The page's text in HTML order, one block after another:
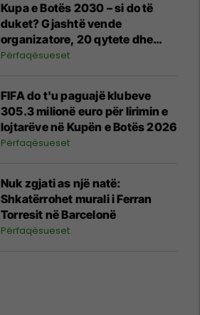
Kupa e Botës 2030 – si do të
duket? Gjashtë vende
organizatore, 20 qytete dhe
mundësia që finalja të zhvillohet
Përfaqësueset
FIFA do t'u paguajë klubeve
305.3 milionë euro për lirimin e
lojtarëve në Kupën e Botës 2026
Përfaqësueset
Nuk zgjati as një natë:
Shkatërrohet murali i Ferran
Torresit në Barcelonë
Përfaqësueset